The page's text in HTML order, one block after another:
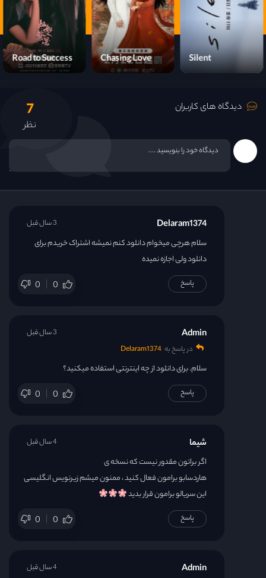
قسمت 22
قسمت 23
Silent
Chasing Love
Road to Success
دیدگاه های کاربران 7
نظر
Delaram1374
سلام هرچی میخوام دانلود کنم نمیشه اشتراک خریدم برای
دانلود ولی اجازه نمیده
0 0
3 سال قبل
پاسخ
Admin
در پاسخ به Delaram1374
سلام. برای دانلود از چه اینترنتی استفاده میکنید؟
0 0
3 سال قبل
پاسخ
شیما
اگر براتون مقدور نیست که نسخه ی
هاردسابو برامون فعال کنید ، ممنون میشم زیرنویس انگلیسی
این سریالو برامون قرار بدید
0 0
4 سال قبل
پاسخ
Admin 4 سال قبل